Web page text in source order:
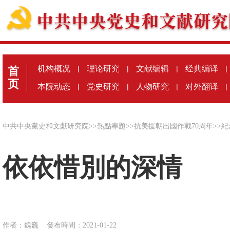
首
页
机构概况 | 理论研究 | 文献编辑 | 经典编译 |
本院动态 | 党史研究 | 人物研究 | 对外翻译 |
中共中央黨史和文獻研究院>>熱點專題>>抗美援朝出國作戰70周年>>紀
依依惜別的深情
作者：魏巍 發布時間：2021-01-22